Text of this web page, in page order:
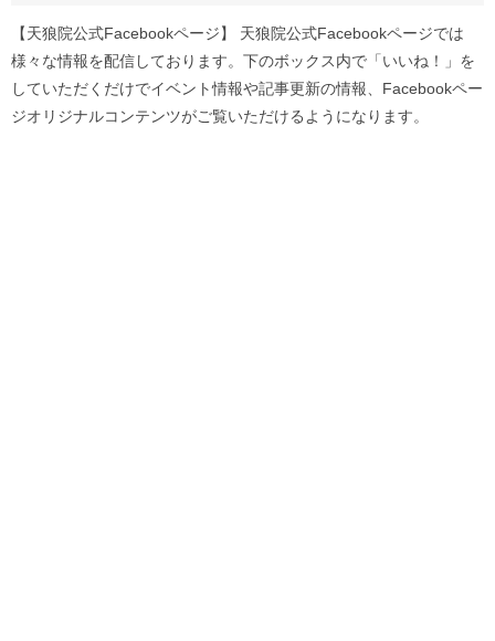
【天狼院公式Facebookページ】 天狼院公式Facebookページでは
様々な情報を配信しております。下のボックス内で「いいね！」を
していただくだけでイベント情報や記事更新の情報、Facebookペー
ジオリジナルコンテンツがご覧いただけるようになります。